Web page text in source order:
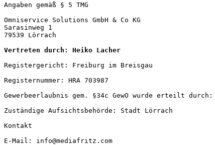
Angaben gemäß § 5 TMG
Omniservice Solutions GmbH & Co KG
Sarasinweg 1
79539 Lörrach
Vertreten durch: Heiko Lacher
Registergericht: Freiburg im Breisgau
Registernummer: HRA 703987
Gewerbeerlaubnis gem. §34c GewO wurde erteilt
Zuständige Aufsichtsbehörde: Stadt Lörrach
Kontakt
E-Mail: info@mediafritz.com